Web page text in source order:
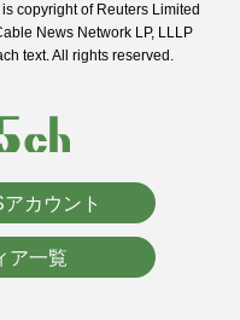
copyright of Reuters Limited
News Network LP, LLLP
text. All rights reserved.
カウント
ア一覧